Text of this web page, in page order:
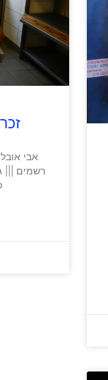
אבי
רשמים |||